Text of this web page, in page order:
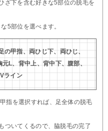
ざ下を含む好きな5部位の脱毛を
5部位を選べます。
の甲指、両ひじ下、両ひじ、
L、背中上、背中下、腹部、
ライン
指を選択すれば、足全体の脱毛
ついてくるので、脇脱毛の完了